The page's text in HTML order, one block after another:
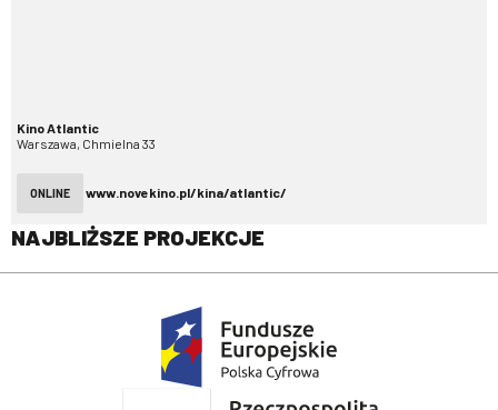
Kino Atlantic
Warszawa, Chmielna 33
ONLINE www.novekino.pl/kina/atlantic/
NAJBLIŻSZE PROJEKCJE